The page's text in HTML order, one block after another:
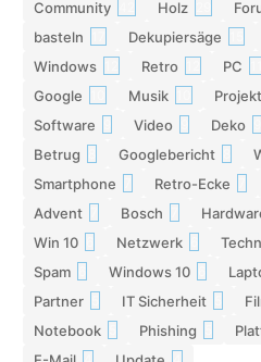
Community Holz
basteln Dekupiersäge
Windows Retro PC
Google Musik Projekt
Software Video Deko
Betrug Googlebericht
Smartphone Retro-Ecke
Advent Bosch
Win 10 Netzwerk
Spam Windows 10
Partner IT Sicherheit
Notebook Phishing